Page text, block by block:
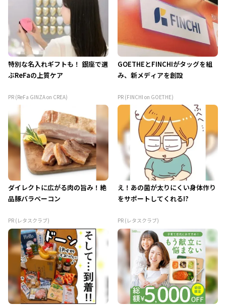
特別な名入れギフトも！ 銀座で選
ぶReFaの上質ケア
PR (ReFa GINZA on CREA)
GOETHEとFINCHIがタッグを組
み、新メディアを創設
PR (FINCHI on GOETHE)
ダイレクトに広がる肉の旨み！絶
品豚バラベーコン
PR (レタスクラブ)
え！あの菌が太りにくい身体作り
をサポートしてくれる!?
PR (レタスクラブ)